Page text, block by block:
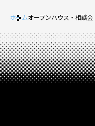
ホームオープンハウス・相談会